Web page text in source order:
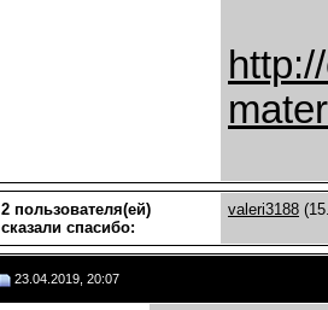
2 пользователя(ей)
сказали cпасибо:
valeri3188
23.04.2019, 20:07